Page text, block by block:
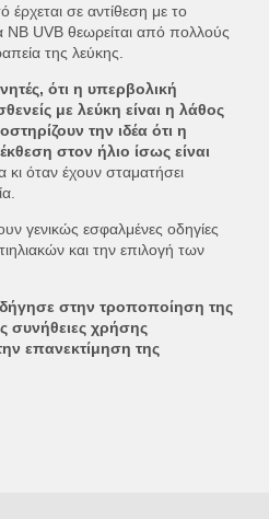
έρχεται σε αντίθεση με το
NB UVB θεωρείται από πολλούς
της λεύκης.
ότι η υπερβολική
με λεύκη είναι η λάθος
την ιδέα ότι η
στον ήλιο ίσως είναι
κι όταν έχουν σταματήσει
γενικώς εσφαλμένες οδηγίες
και την επιλογή των
στην τροποποίηση της
συνήθειες χρήσης
επανεκτίμηση της